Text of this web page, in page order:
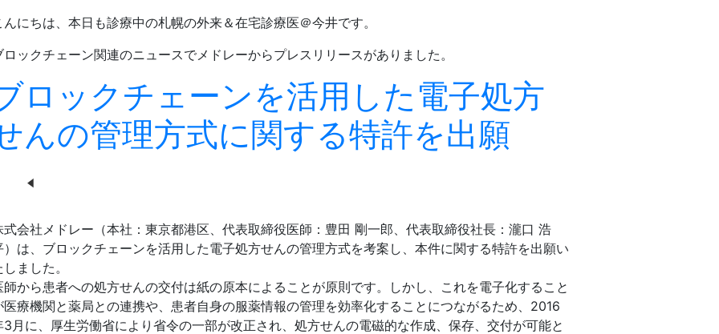
んにちは、本日も診療中の札幌の外来＆在宅診療医＠今井です。
ロックチェーン関連のニュースでメドレーからプレスリリースがありました。
ロックチェーンを活用した電子処方
んの管理方式に関する特許を出願
式会社メドレー（本社：東京都港区、代表取締役医師：豊田 剛一郎、代表取締役社長：瀧口 浩
）は、ブロックチェーンを活用した電子処方せんの管理方式を考案し、本件に関する特許を出願い
ました。
師から患者への処方せんの交付は紙の原本によることが原則です。しかし、これを電子化すること
医療機関と薬局との連携や、患者自身の服薬情報の管理を効率化することにつながるため、2016
3月に、厚生労働省により省令の一部が改正され、処方せんの電磁的な作成、保存、交付が可能と